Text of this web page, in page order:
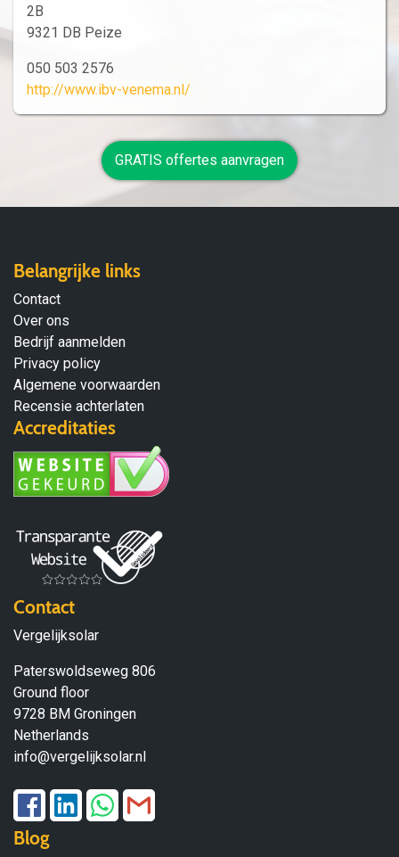
2B
9321 DB Peize
050 503 2576
http://www.ibv-venema.nl/
GRATIS offertes aanvragen
Belangrijke links
Contact
Over ons
Bedrijf aanmelden
Privacy policy
Algemene voorwaarden
Recensie achterlaten
Accreditaties
Contact
Vergelijksolar
Paterswoldseweg 806
Ground floor
9728 BM Groningen
Netherlands
info@vergelijksolar.nl
Blog